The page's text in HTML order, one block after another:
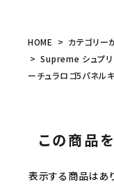
HOME カテゴリー
Supreme シュプ
ーチュラロゴ5パネル
この商品
表示する商品はあ